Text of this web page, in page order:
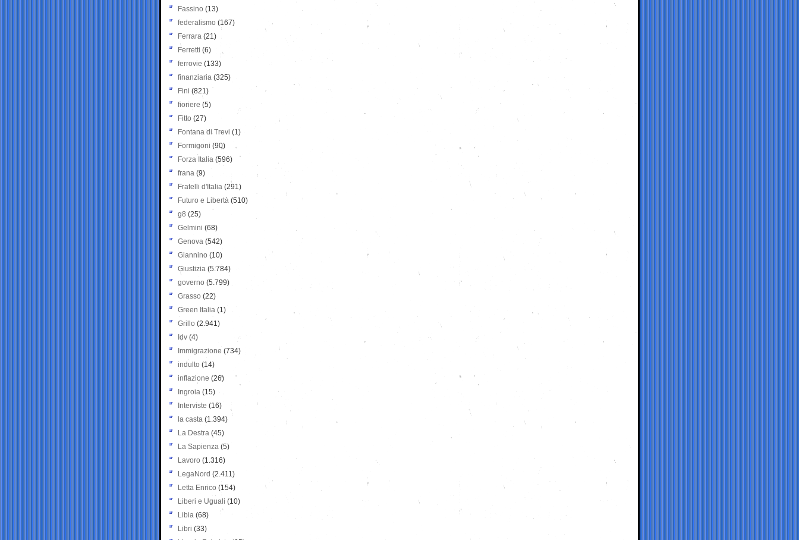
Fassino (13)
federalismo (167)
Ferrara (21)
Ferretti (6)
ferrovie (133)
finanziaria (325)
Fini (821)
fioriere (5)
Fitto (27)
Fontana di Trevi (1)
Formigoni (90)
Forza Italia (596)
frana (9)
Fratelli d'Italia (291)
Futuro e Libertà (510)
g8 (25)
Gelmini (68)
Genova (542)
Giannino (10)
Giustizia (5.784)
governo (5.799)
Grasso (22)
Green Italia (1)
Grillo (2.941)
Idv (4)
Immigrazione (734)
indulto (14)
inflazione (26)
Ingroia (15)
Interviste (16)
la casta (1.394)
La Destra (45)
La Sapienza (5)
Lavoro (1.316)
LegaNord (2.411)
Letta Enrico (154)
Liberi e Uguali (10)
Libia (68)
Libri (33)